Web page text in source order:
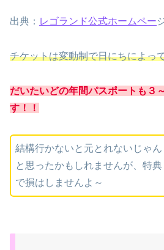
出典： レゴランド公式ホームペー
チケットは変動制で日にちによっ
だいたいどの年間パスポートも３
す！！
結構行かないと元とれないじゃん
と思ったかもしれませんが、特
で損はしませんよ～